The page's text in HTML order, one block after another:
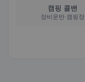
캠핑 콜밴
장비운반·캠핑장